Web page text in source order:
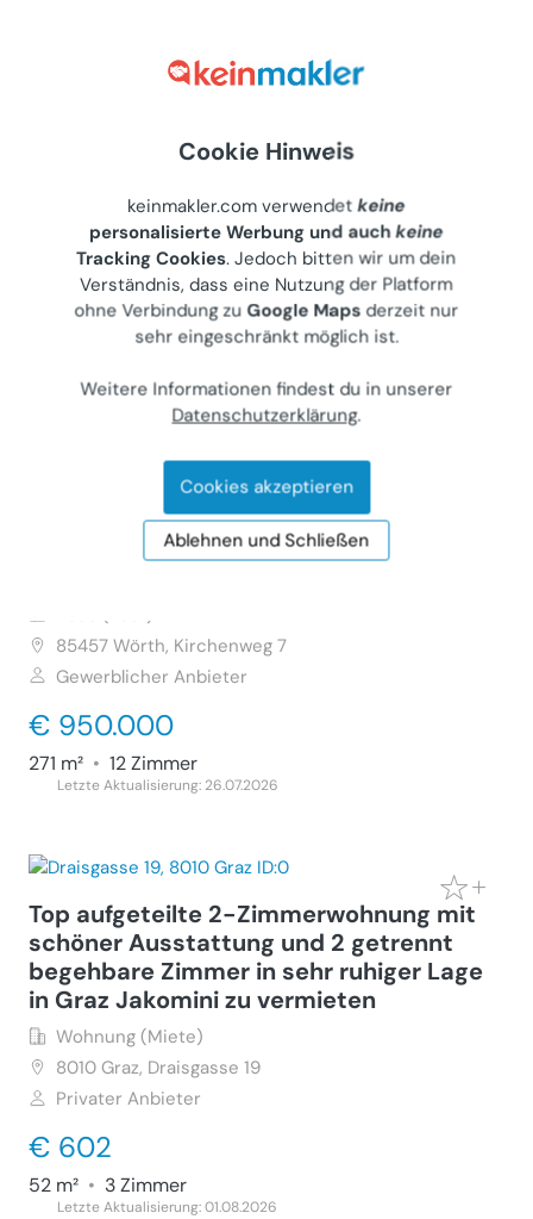
3 Zimmer
Letzte Aktualisierung: 27.07.2026
Zentral gelegene Wohnung mit Charme
Wohnung (Miete)
8020 Graz, Rösselmühlgasse 18
Gewerblicher Anbieter
48 m²•2 Zimmer
Letzte Aktualisierung: 26.07.2026
Großzügiges Mehrgenerationenhaus in
85457 Wörth, Kirchenweg 7
Gewerblicher Anbieter
€ 950.000
271 m² • 12 Zimmer
Letzte Aktualisierung: 26.07.2026
Top aufgeteilte 2-Zimmerwohnung mit
schöner Ausstattung und 2 getrennt
begehbare Zimmer in sehr ruhiger Lage
in Graz Jakomini zu vermieten
Wohnung (Miete)
8010 Graz, Draisgasse 19
Privater Anbieter
€ 602
52 m² • 3 Zimmer
Letzte Aktualisierung: 01.08.2026
Cookie Hinweis
keinmakler.com verwendetkeine
personalisierte Werbung und auchkeine
Tracking Cookies. Jedoch bitten wir um dein
Verständnis, dass eine Nutzung der Platform
ohne Verbindung zuGoogle Maps derzeit nur
sehr eingeschränkt möglich ist.
Weitere Informationen findest du in unserer
Datenschutzerklärung.
Cookies akzeptieren
Ablehnen und Schließen